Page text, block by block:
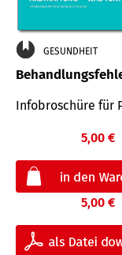
GESUNDHEIT
Infobroschüre für
5,00 €
5,00 €